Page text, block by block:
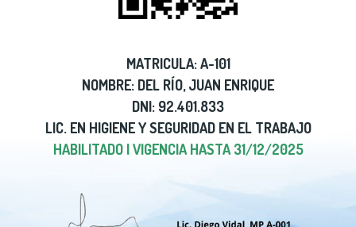
MATRICULA: A-101
NOMBRE: DEL RÍO, JUAN ENRIQUE
DNI: 92.401.833
LIC. EN HIGIENE Y SEGURIDAD EN EL TRABAJO
HABILITADO | VIGENCIA HASTA 31/12/2025